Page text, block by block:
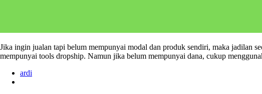
Jika ingin jualan tapi belum mempunyai modal dan produk sendiri, maka jadilan
mempunyai tools dropship. Namun jika belum mempunyai dana, cukup
ardi